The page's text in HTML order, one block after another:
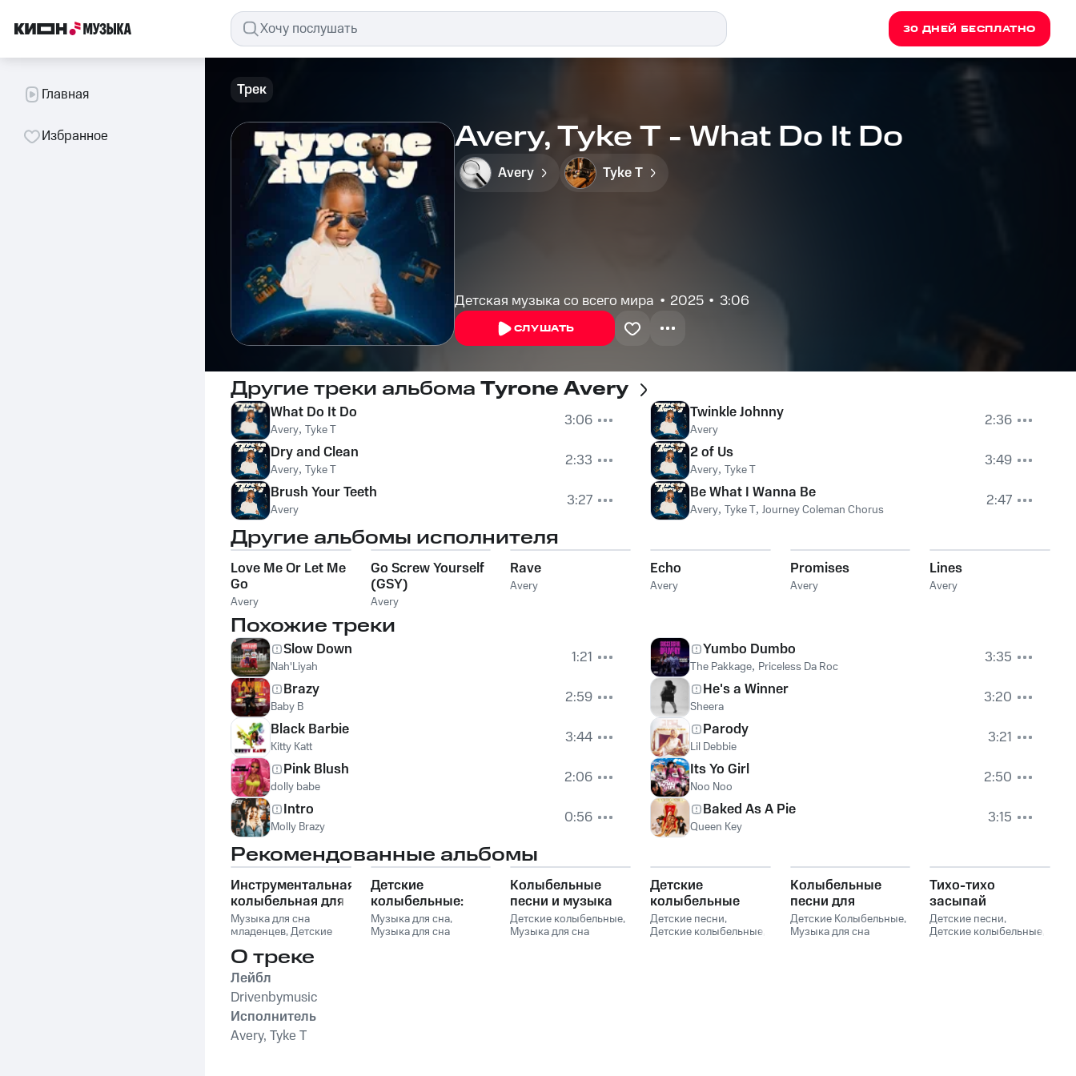
30 ДНЕЙ БЕСПЛАТНО
Главная
Избранное
Трек
Avery, Tyke T - What Do It Do
Avery Tyke T
Детская музыка со всего мира 2025 3:06
СЛУШАТЬ
Другие треки альбома Tyrone Avery
What Do It Do
Avery, Tyke T
3:06
Dry and Clean
Avery, Tyke T
2:33
Brush Your Teeth
Avery 3:27
Twinkle Johnny
Avery
2:36
2 of Us
Avery, Tyke T
3:49
Be What I Wanna Be
Avery, Tyke T, Journey Coleman Chorus 2:47
Другие альбомы исполнителя
Love Me Or Let Me
Go
Avery
Go Screw Yourself
(GSY)
Avery
Rave
Avery
Echo
Avery
Promises
Avery
Lines
Avery
Похожие треки
Slow Down
Nah'Liyah
1:21
Brazy
Baby B
2:59
Black Barbie
Kitty Katt
3:44
Pink Blush
dolly babe
2:06
Intro
Molly Brazy 0:56
Yumbo Dumbo
The Pakkage, Priceless Da Roc
3:35
He's a Winner
Sheera
3:20
Parody
Lil Debbie
3:21
Its Yo Girl
Noo Noo
2:50
Baked As A Pie
Queen Key 3:15
Рекомендованные альбомы
Инструментальная
колыбельная для
малышей со
звуками природы
Музыка для сна
младенцев,Детские
для сна малыша,
Колыбельная музыка
для детей и младенцев
Детские
колыбельные:
Нежная
успокаивающая
Музыка для сна,
Музыка для сна
Колыбельные
песни и музыка
для сна
младенцев
Детские колыбельные,
Музыка для сна
Детские
колыбельные
песни и музыка
для сна малыша и
Детские песни,
Детские колыбельные,
Колыбельные
песни для
малышей
Детские Колыбельные,
Музыка для сна
Тихо-тихо
засыпай
Детские песни,
Детские колыбельные
О треке
Лейбл
Drivenbymusic
Исполнитель
Avery, Tyke T